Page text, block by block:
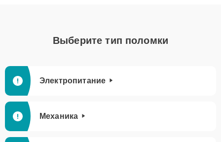
Выберите тип поломки
Электропитание
Механика